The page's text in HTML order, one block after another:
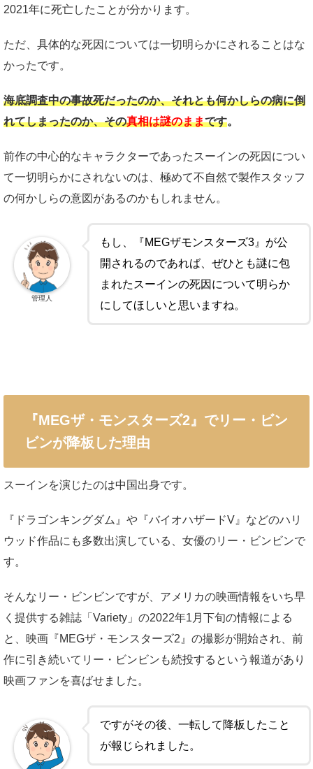
2021年に死亡したことが分かります。
ただ、具体的な死因については一切明らかにされることはな
かったです。
海底調査中の事故死だったのか、それとも何かしらの病に倒
れてしまったのか、その真相は謎のままです。
前作の中心的なキャラクターであったスーインの死因につい
て一切明らかにされないのは、極めて不自然で製作スタッフ
の何かしらの意図があるのかもしれません。
もし、『MEGザモンスターズ3』が公
開されるのであれば、ぜひとも謎に包
まれたスーインの死因について明らか
にしてほしいと思いますね。
管理人
『MEGザ・モンスターズ2』でリー・ビン
ビンが降板した理由
スーインを演じたのは中国出身です。
『ドラゴンキングダム』や『バイオハザードV』などのハリ
ウッド作品にも多数出演している、女優のリー・ビンビンで
す。
そんなリー・ビンビンですが、アメリカの映画情報をいち早
く提供する雑誌「Variety」の2022年1月下旬の情報による
と、映画『MEGザ・モンスターズ2』の撮影が開始され、前
作に引き続いてリー・ビンビンも続投するという報道があり
映画ファンを喜ばせました。
ですがその後、一転して降板したこと
が報じられました。